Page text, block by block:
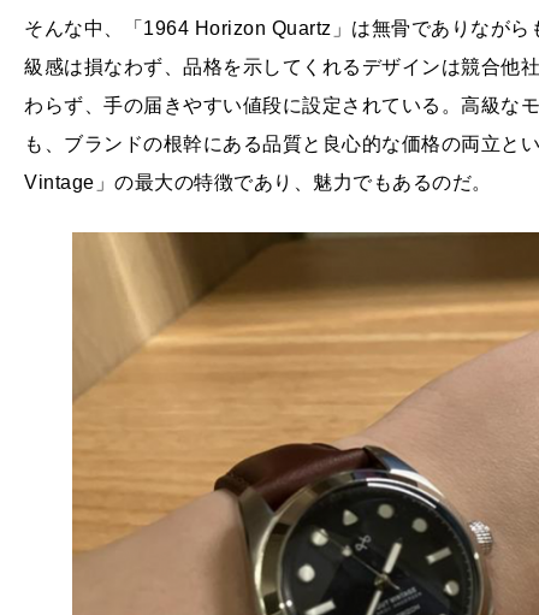
そんな中、「1964 Horizon Quartz」は無骨でありなが
級感は損なわず、品格を示してくれるデザインは競合他
わらず、手の届きやすい値段に設定されている。高級な
も、ブランドの根幹にある品質と良心的な価格の両立と
Vintage」の最大の特徴であり、魅力でもあるのだ。